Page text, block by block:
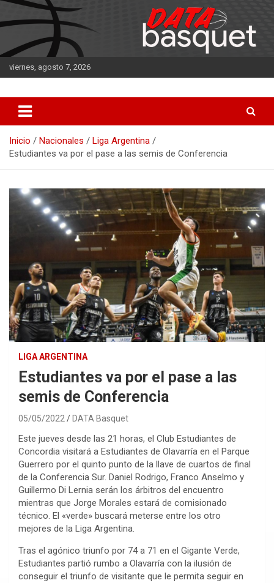
Saltar
al
contenido
viernes, agosto 7, 2026
DATA Basquet
Inicio Nacionales
Liga Argentina
Estudiantes va por el pase a las semis de Conferencia
LIGA ARGENTINA
Estudiantes va por el pase a las
semis de Conferencia
05/05/2022 DATA Basquet
Este jueves desde las 21 horas, el Club Estudiantes de
Concordia visitará a Estudiantes de Olavarría en el Parque
Guerrero por el quinto punto de la llave de cuartos de final
de la Conferencia Sur. Daniel Rodrigo, Franco Anselmo y
Guillermo Di Lernia serán los árbitros del encuentro
mientras que Jorge Morales estará de comisionado
técnico. El «verde» buscará meterse entre los otro
mejores de la Liga Argentina.
Tras el agónico triunfo por 74 a 71 en el Gigante Verde,
Estudiantes partió rumbo a Olavarría con la ilusión de
conseguir el triunfo de visitante que le permita seguir en